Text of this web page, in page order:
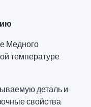
Медного
температуре
деталь и
свойства